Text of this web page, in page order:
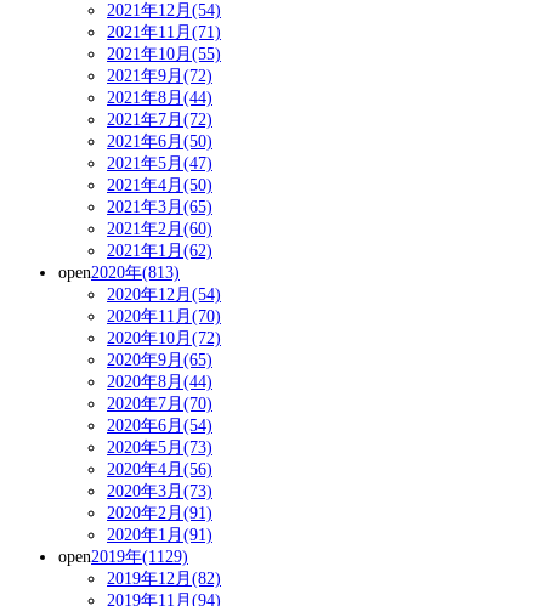
2021年12月(54)
2021年11月(71)
2021年10月(55)
2021年9月(72)
2021年8月(44)
2021年7月(72)
2021年6月(50)
2021年5月(47)
2021年4月(50)
2021年3月(65)
2021年2月(60)
2021年1月(62)
open2020年(813)
2020年12月(54)
2020年11月(70)
2020年10月(72)
2020年9月(65)
2020年8月(44)
2020年7月(70)
2020年6月(54)
2020年5月(73)
2020年4月(56)
2020年3月(73)
2020年2月(91)
2020年1月(91)
open2019年(1129)
2019年12月(82)
2019年11月(94)